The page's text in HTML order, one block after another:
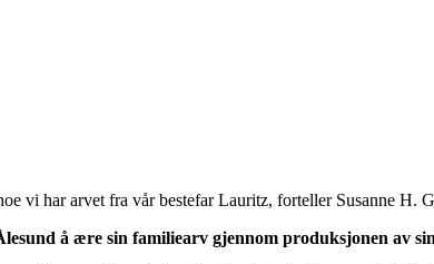
vi har arvet fra vår bestefar Lauritz, forteller Susanne
å ære sin familiearv gjennom produksjonen av